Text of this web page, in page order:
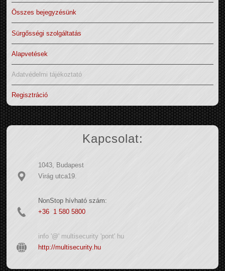
Összes bejegyzésünk
Sürgősségi szolgáltatás
Alapvetések
Adatvédelmi tájékoztató
Regisztráció
Kapcsolat:
1043, Budapest
Virág utca19.
NonStop hívható szám:
+36 1 580 5800
info '@' multisecurity 'pont' hu
http://multisecurity.hu